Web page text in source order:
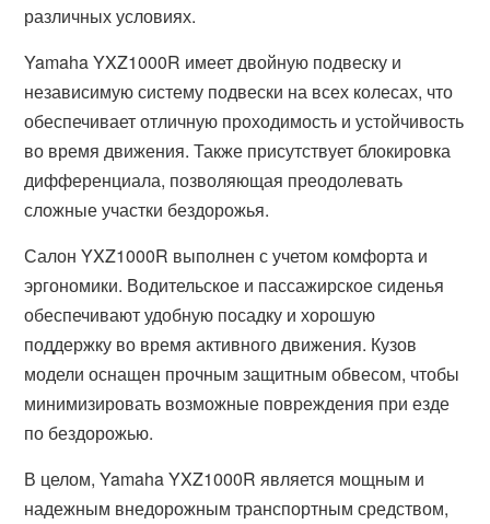
различных условиях.
Yamaha YXZ1000R имеет двойную подвеску и
независимую систему подвески на всех колесах, что
обеспечивает отличную проходимость и устойчивость
во время движения. Также присутствует блокировка
дифференциала, позволяющая преодолевать
сложные участки бездорожья.
Салон YXZ1000R выполнен с учетом комфорта и
эргономики. Водительское и пассажирское сиденья
обеспечивают удобную посадку и хорошую
поддержку во время активного движения. Кузов
модели оснащен прочным защитным обвесом, чтобы
минимизировать возможные повреждения при езде
по бездорожью.
В целом, Yamaha YXZ1000R является мощным и
надежным внедорожным транспортным средством,